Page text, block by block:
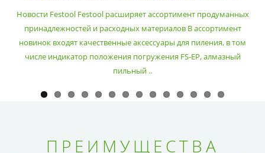
Новости Festool Festool расширяет ассортимент продуманных
принадлежностей и расходных материалов В ассортимент
новинок входят качественные аксессуары для пиления, в том
числе индикатор положения погружения FS-EP, алмазный
пильный ..
ПРЕИМУЩЕСТВА